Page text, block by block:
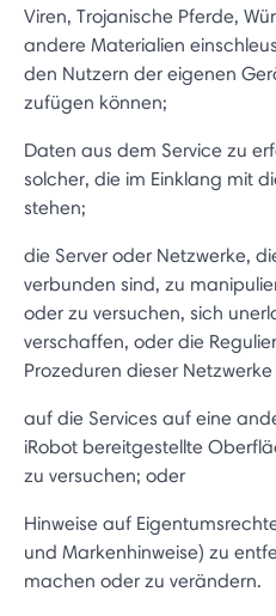
Viren, Trojanische Pferde,
andere Materialien
den Nutzern der eigenen
zufügen können;
Daten aus dem Service zu
solcher, die im Einklang mit
stehen;
die Server oder Netzwerke,
verbunden sind, zu
oder zu versuchen, sich
verschaffen, oder die
Prozeduren dieser
auf die Services auf eine
iRobot bereitgestellte
zu versuchen; oder
Hinweise auf
und Markenhinweise) zu
machen oder zu verändern.